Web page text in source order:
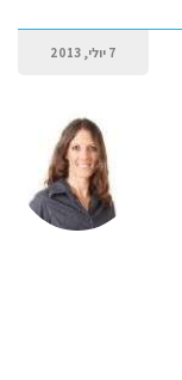
7 יולי, 2013